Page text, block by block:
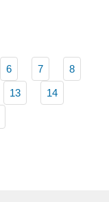
6 7 8
13 14